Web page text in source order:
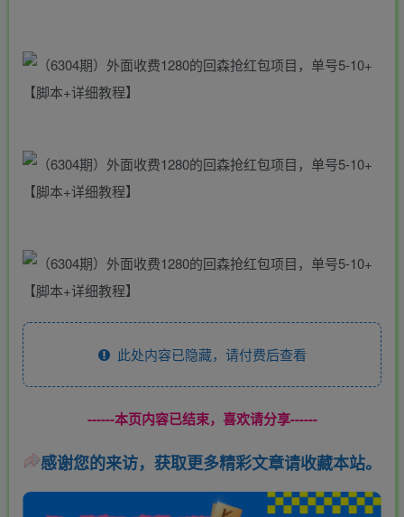
此处内容已隐藏，请付费后查看
------本页内容已结束，喜欢请分享------
感谢您的来访，获取更多精彩文章请收藏本站。